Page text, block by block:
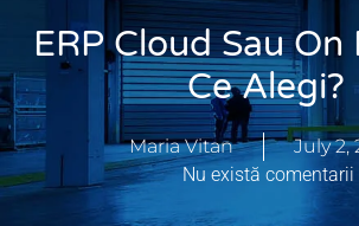
ERP Cloud Sau On
Ce Alegi?
Maria Vitan
July 2,
Nu există comentarii